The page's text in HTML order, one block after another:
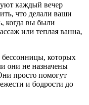
каждый вечер
что делали ваши
когда вы были
или теплая ванна,
бессонницы, которых
они не назначены
просто помогут
и бодрости до